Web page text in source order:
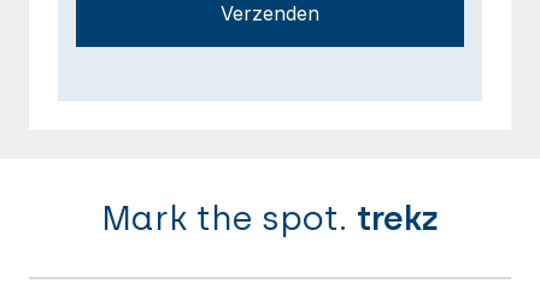
Verzenden
Mark the spot. trekz